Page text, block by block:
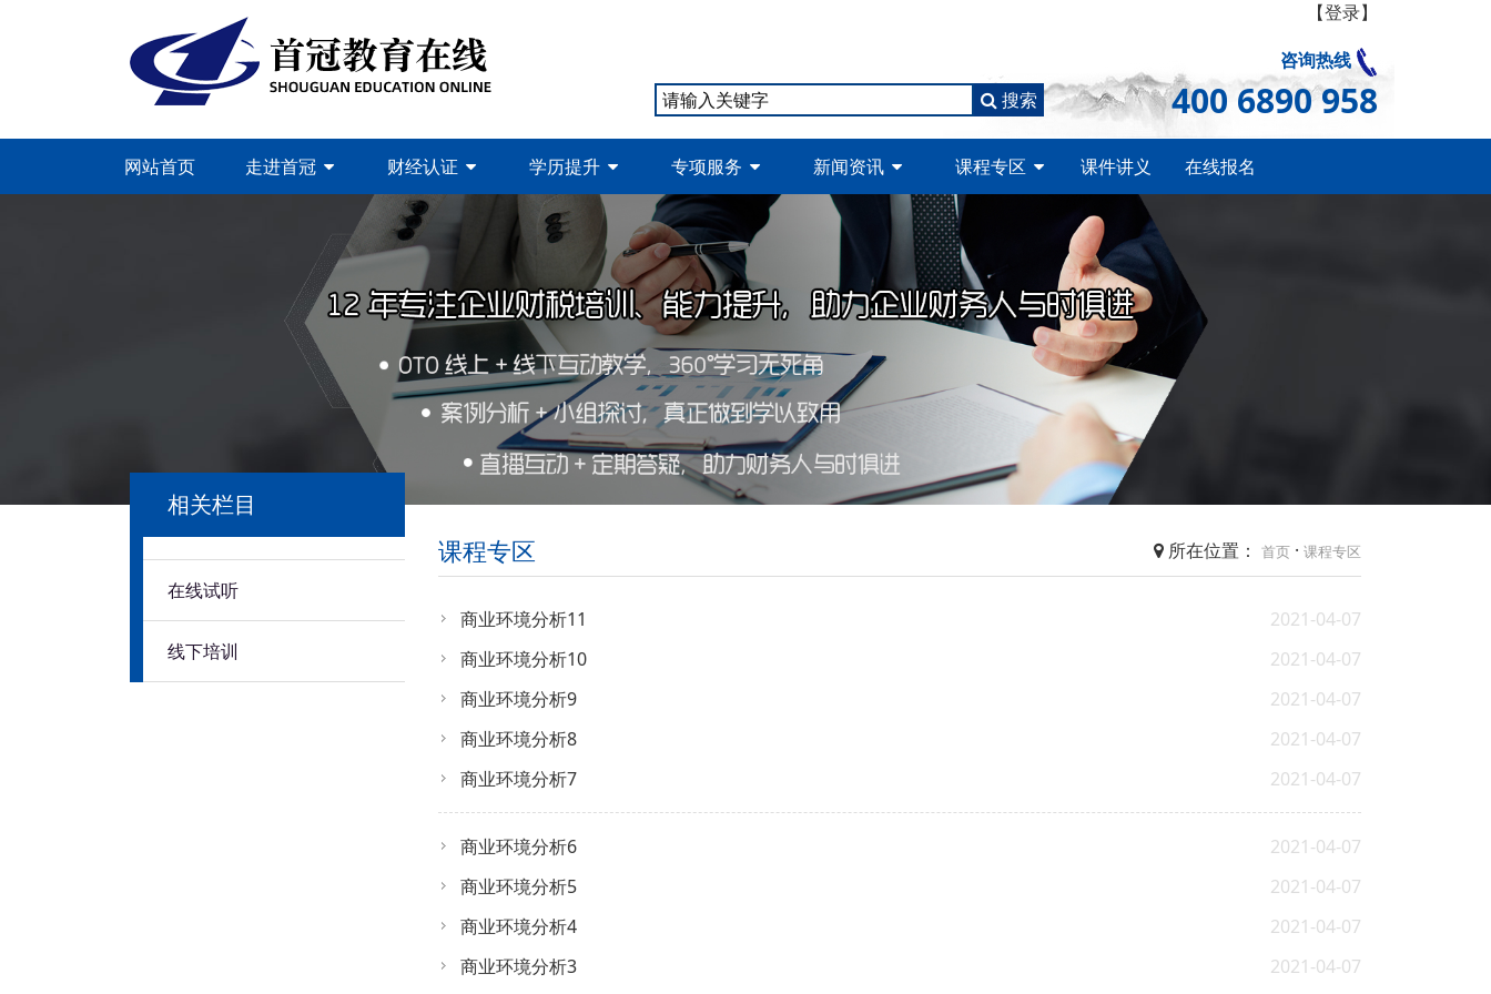
搜索
【登录】
咨询热线
400 6890 958
网站首页 走进首冠 财经认证 学历提升 专项服务 新闻资讯 课程专区 课件讲义 在线报名
相关栏目
在线试听
线下培训
课程专区 所在位置： 首页 · 课程专区
商业环境分析11
2021-04-07
商业环境分析10
2021-04-07
商业环境分析9
2021-04-07
商业环境分析8
2021-04-07
商业环境分析7
2021-04-07
商业环境分析6
2021-04-07
商业环境分析5
2021-04-07
商业环境分析4
2021-04-07
商业环境分析3
2021-04-07